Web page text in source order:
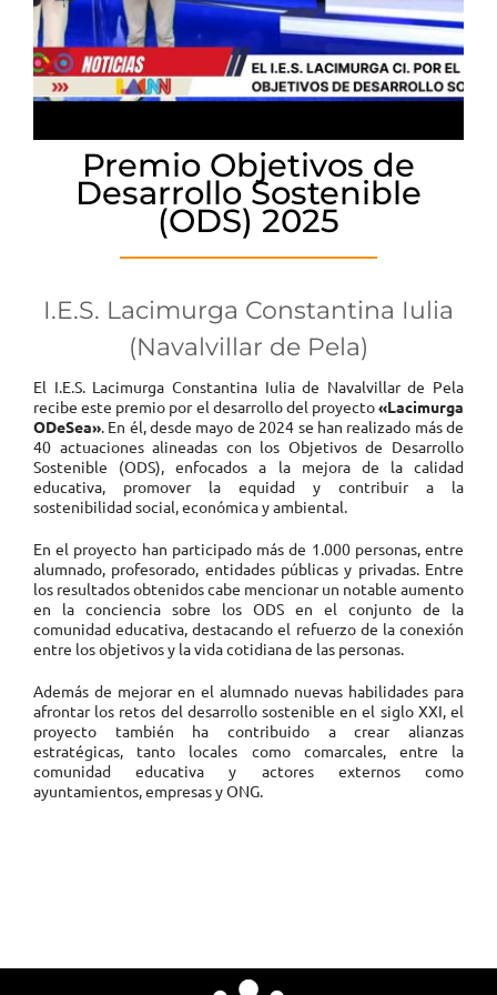
Premio Objetivos de
Desarrollo Sostenible
(ODS) 2025
I.E.S. Lacimurga Constantina Iulia
(Navalvillar de Pela)
El I.E.S. Lacimurga Constantina Iulia de Navalvillar de Pela
recibe este premio por el desarrollo del proyecto«Lacimurga
ODeSea». En él, desde mayo de 2024 se han realizado más de
40 actuaciones alineadas con los Objetivos de Desarrollo
Sostenible (ODS), enfocados a la mejora de la calidad
educativa, promover la equidad y contribuir a la
sostenibilidad social, económica y ambiental.
En el proyecto han participado más de 1.000 personas, entre
alumnado, profesorado, entidades públicas y privadas. Entre
los resultados obtenidos cabe mencionar un notable aumento
en la conciencia sobre los ODS en el conjunto de la
comunidad educativa, destacando el refuerzo de la conexión
entre los objetivos y la vida cotidiana de las personas.
Además de mejorar en el alumnado nuevas habilidades para
afrontar los retos del desarrollo sostenible en el siglo XXI, el
proyecto también ha contribuido a crear alianzas
estratégicas, tanto locales como comarcales, entre la
comunidad educativa y actores externos como
ayuntamientos, empresas y ONG.